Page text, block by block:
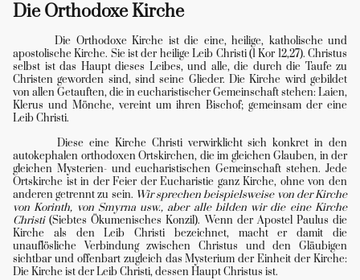
Die Orthodoxe Kirche
Die Orthodoxe Kirche ist die eine, heilige, katholische und
apostolische Kirche. Sie ist der heilige Leib Christi (1 Kor 12,27). Christus
selbst ist das Haupt dieses Leibes, und alle, die durch die Taufe zu
Christen geworden sind, sind seine Glieder. Die Kirche wird gebildet
von allen Getauften, die in eucharistischer Gemeinschaft stehen: Laien,
Klerus und Mönche, vereint um ihren Bischof; gemeinsam der eine
Leib Christi.
Diese eine Kirche Christi verwirklicht sich konkret in den
autokephalen orthodoxen Ortskirchen, die im gleichen Glauben, in der
gleichen Mysterien- und eucharistischen Gemeinschaft stehen. Jede
Ortskirche ist in der Feier der Eucharistie ganz Kirche, ohne von den
anderen getrennt zu sein. Wir sprechen beispielsweise von der Kirche
von Korinth, von Smyrna usw., aber alle bilden wir die eine Kirche
Christi(Siebtes Ökumenisches Konzil). Wenn der Apostel Paulus die
Kirche als den Leib Christi bezeichnet, macht er damit die
unauflösliche Verbindung zwischen Christus und den Gläubigen
sichtbar und offenbart zugleich das Mysterium der Einheit der Kirche:
Die Kirche ist der Leib Christi, dessen Haupt Christus ist.